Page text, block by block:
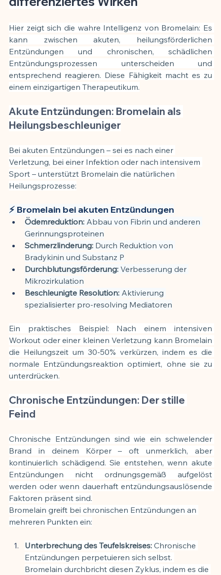
Hier zeigt sich die wahre Intelligenz von Bromelain: Es
kann zwischen akuten, heilungsförderlichen
Entzündungen und chronischen, schädlichen
Entzündungsprozessen unterscheiden und
entsprechend reagieren. Diese Fähigkeit macht es zu
einem einzigartigen Therapeutikum.
Akute Entzündungen: Bromelain als
Heilungsbeschleuniger
Bei akuten Entzündungen – sei es nach einer
Verletzung, bei einer Infektion oder nach intensivem
Sport – unterstützt Bromelain die natürlichen
Heilungsprozesse:
⚡ Bromelain bei akuten Entzündungen
Ödemreduktion: Abbau von Fibrin und anderen
Gerinnungsproteinen
Schmerzlinderung: Durch Reduktion von
Bradykinin und Substanz P
Durchblutungsförderung: Verbesserung der
Mikrozirkulation
Beschleunigte Resolution: Aktivierung
spezialisierter pro-resolving Mediatoren
Ein praktisches Beispiel: Nach einem intensiven
Workout oder einer kleinen Verletzung kann Bromelain
die Heilungszeit um 30-50% verkürzen, indem es die
normale Entzündungsreaktion optimiert, ohne sie zu
unterdrücken.
Chronische Entzündungen: Der stille
Feind
Chronische Entzündungen sind wie ein schwelender
Brand in deinem Körper – oft unmerklich, aber
kontinuierlich schädigend. Sie entstehen, wenn akute
Entzündungen nicht ordnungsgemäß aufgelöst
werden oder wenn dauerhaft entzündungsauslösende
Faktoren präsent sind.
Bromelain greift bei chronischen Entzündungen an
mehreren Punkten ein:
Unterbrechung des Teufelskreises: Chronische
Entzündungen perpetuieren sich selbst.
Bromelain durchbricht diesen Zyklus, indem es die